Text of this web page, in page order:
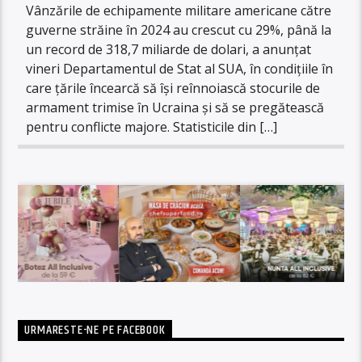
Vânzările de echipamente militare americane către
guverne străine în 2024 au crescut cu 29%, până la
un record de 318,7 miliarde de dolari, a anunţat
vineri Departamentul de Stat al SUA, în condiţiile în
care țările încearcă să îşi reînnoiască stocurile de
armament trimise în Ucraina și să se pregătească
pentru conflicte majore. Statisticile din […]
URMARESTE-NE PE FACEBOOK